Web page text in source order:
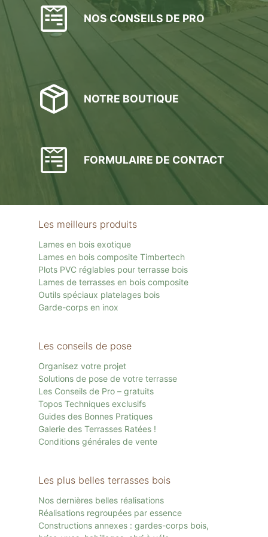
NOS CONSEILS DE PRO
NOTRE BOUTIQUE
FORMULAIRE DE CONTACT
Les meilleurs produits
Lames en bois exotique
Lames en bois composite Timbertech
Plots PVC réglables pour terrasse bois
Lames de terrasses en bois composite
Outils spéciaux platelages bois
Garde-corps en inox
Les conseils de pose
Organisez votre projet
Solutions de pose de votre terrasse
Les Conseils de Pro – gratuits
Topos Techniques exclusifs
Guides des Bonnes Pratiques
Galerie des Terrasses Ratées !
Conditions générales de vente
Les plus belles terrasses bois
Nos dernières belles réalisations
Réalisations regroupées par essence
Constructions annexes : gardes-corps bois,